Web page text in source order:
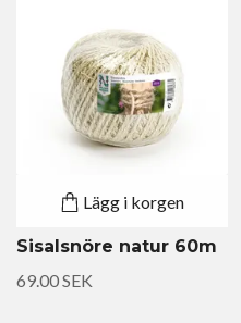
Lägg i korgen
Sisalsnöre natur 60m
69.00 SEK